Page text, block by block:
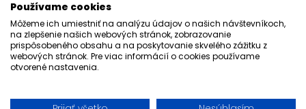
Používame cookies
Môžeme ich umiestniť na analýzu údajov o našich návštevníkoch,
na zlepšenie našich webových stránok, zobrazovanie
prispôsobeného obsahu a na poskytovanie skvelého zážitku z
webových stránok. Pre viac informácií o cookies používame
otvorené nastavenia.